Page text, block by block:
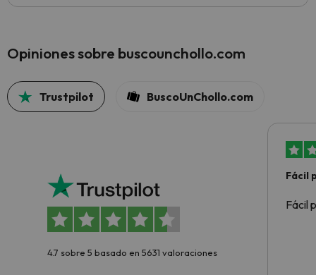
Opiniones sobre buscounchollo.com
Trustpilot BuscoUnChollo.com
4.7 sobre 5 basado en 5631 valoraciones
Fácil
Fácil